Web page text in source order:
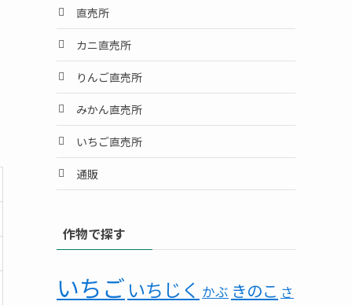
直売所
カニ直売所
りんご直売所
みかん直売所
いちご直売所
通販
作物で探す
いちご いちじく かぶ きのこ さ